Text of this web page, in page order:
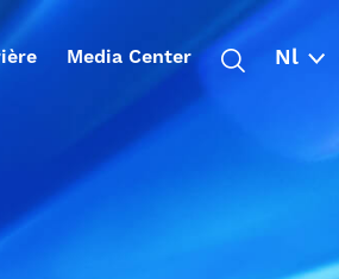
Media Center